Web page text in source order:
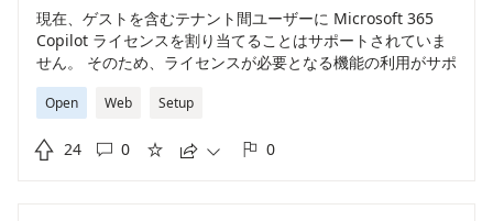
現在、ゲストを含むテナント間ユーザーに Microsoft 365
Copilot ライセンスを割り当てることはサポートされていま
せん。 そのため、ライセンスが必要となる機能の利用がサポ
ートされていない状態となるため、テナント間ユーザーにて
Microsoft 365 Copilot ライセンス機能を利用可能とする方
Open Web Setup
 24  0     0